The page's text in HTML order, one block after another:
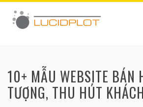
10+ MẪU WEBSITE BÁN
TƯỢNG, THU HÚT